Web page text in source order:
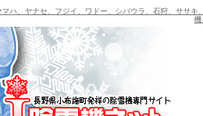
、ヤナセ、フジイ、ワドー、シバウラ、石狩、ササキ
機